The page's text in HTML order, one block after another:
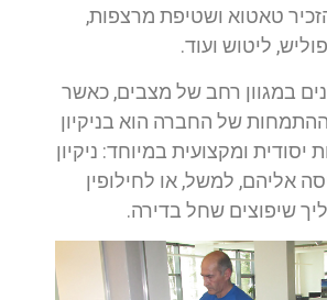
טאטוא ושטיפת מרצפות,
פוליש, ליטוש ועוד.
במגוון רחב של מצבים, כאשר
של החברה הוא בניקיון
יסודית ומקצועית במיוחד: ניקיון
אליהם, למשל, או לחילופין
שיפוצים שחל בדירה.